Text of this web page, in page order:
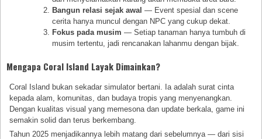
Bangun relasi sejak awal — Event spesial dan scene
cerita hanya muncul dengan NPC yang cukup dekat.
Fokus pada musim — Setiap tanaman hanya tumbuh di
musim tertentu, jadi rencanakan lahanmu dengan bijak.
Mengapa Coral Island Layak Dimainkan?
Coral Island bukan sekadar simulator bertani. Ia adalah surat cinta
kepada alam, komunitas, dan budaya tropis yang menyenangkan.
Dengan kualitas visual yang memesona dan update berkala, game ini
semakin solid dan terus berkembang.
Tahun 2025 menjadikannya lebih matang dari sebelumnya — dari sisi